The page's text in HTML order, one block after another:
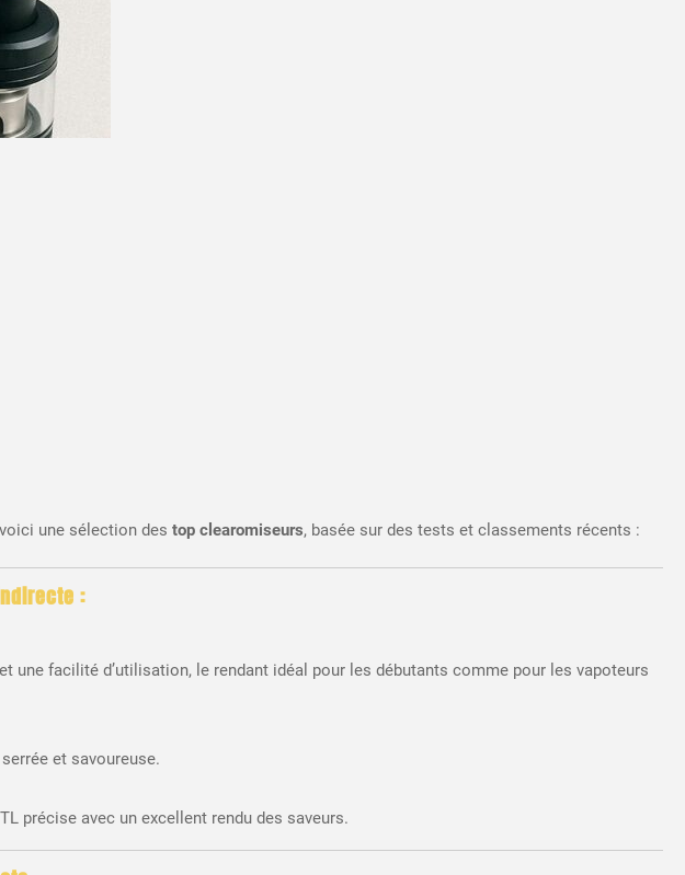
une sélection des top clearomiseurs, basée sur des tests et classements récents :​
:
facilité d’utilisation, le rendant idéal pour les débutants comme pour les vapoteurs
et savoureuse.
précise avec un excellent rendu des saveurs.